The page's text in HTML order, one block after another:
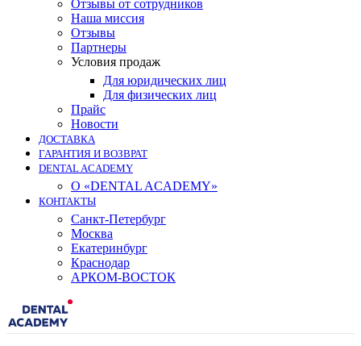
Отзывы от сотрудников
Наша миссия
Отзывы
Партнеры
Условия продаж
Для юридических лиц
Для физических лиц
Прайс
Новости
ДОСТАВКА
ГАРАНТИЯ И ВОЗВРАТ
DENTAL ACADEMY
О «DENTAL ACADEMY»
КОНТАКТЫ
Санкт-Петербург
Москва
Екатеринбург
Краснодар
АРКОМ-ВОСТОК